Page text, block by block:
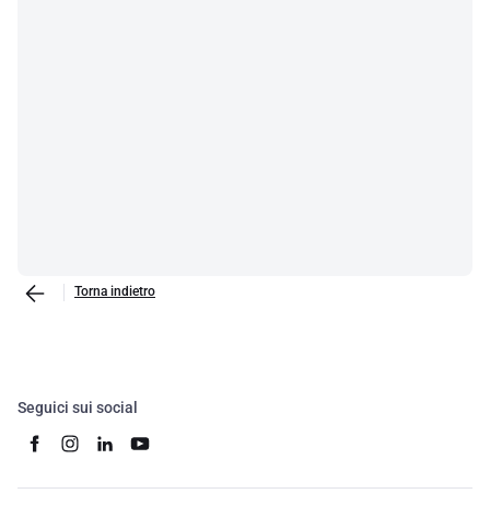
Torna indietro
Seguici sui social